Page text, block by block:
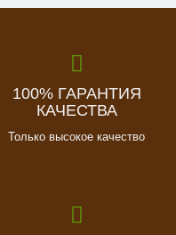
100% ГАРАНТИЯ
КАЧЕСТВА
Только высокое качество